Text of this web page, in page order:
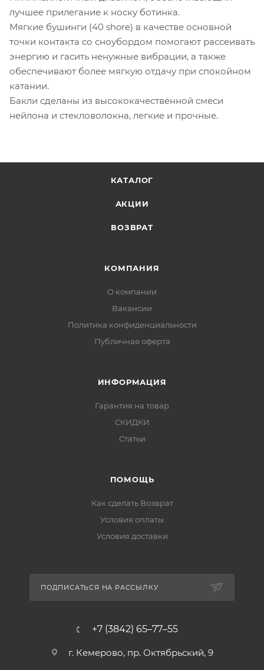
лучшее прилегание к носку ботинка.
Мягкие бушинги (40 shore) в качестве основной
точки контакта со сноубордом помогают рассеивать
энергию и гасить ненужные вибрации, а также
обеспечивают более мягкую отдачу при спокойном
катании.
Бакли сделаны из высококачественной смеси
нейлона и стекловолокна, легкие и прочные.
КАТАЛОГ
АКЦИИ
ВОЗВРАТ
КОМПАНИЯ
О компании
Вакансии
Политика конфиденциальности
Публичная оферта
ИНФОРМАЦИЯ
Гарантия на товар
СКИДКИ
Статьи
ПОМОЩЬ
Как сделать Возврат
Условия оплаты
Условия доставки
ПОДПИСАТЬСЯ НА РАССЫЛКУ
+7 (3842) 65–77–55
г. Кемерово, пр. Октябрьский, 9